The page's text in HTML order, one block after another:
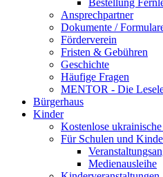
Bestellung
Ansprechpartner
Dokumente /
Förderverein
Fristen & Gebühren
Geschichte
Häufige Fragen
MENTOR - Die
Bürgerhaus
Kinder
Kostenlose
Für Schulen und
Medienausleihe